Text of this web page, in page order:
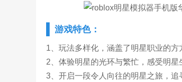
游戏特色：
1、玩法多样化，涵盖了明星职业的方
2、体验明星的光环与繁忙，感受明星
3、开启一段令人向往的明星之旅，追